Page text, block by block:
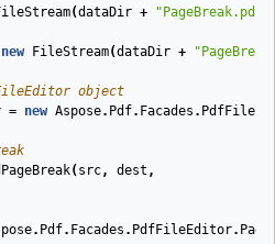
(dataDir + "PageBreak.pdf"
new FileStream(dataDir +
object
= new Aspose. Pdf. Facades .
( src, dest ,
. Pdf. Facades . PdfFileEditor.